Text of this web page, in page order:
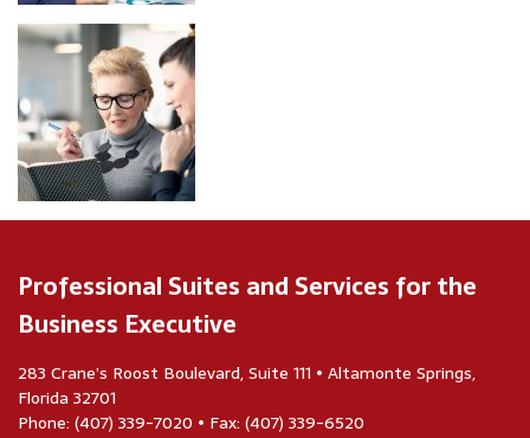
Professional Suites and Services for the
Business Executive
283 Crane’s Roost Boulevard, Suite 111 • Altamonte Springs,
Florida 32701
Phone: (407) 339-7020 • Fax: (407) 339-6520